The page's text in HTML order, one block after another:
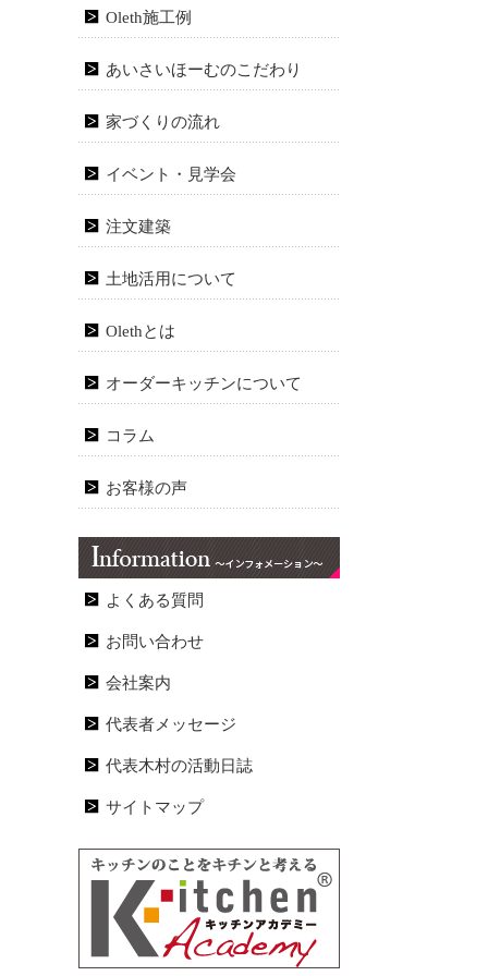
Oleth施工例
あいさいほーむのこだわり
家づくりの流れ
イベント・見学会
注文建築
土地活用について
Olethとは
オーダーキッチンについて
コラム
お客様の声
よくある質問
お問い合わせ
会社案内
代表者メッセージ
代表木村の活動日誌
サイトマップ